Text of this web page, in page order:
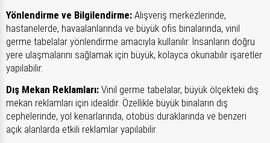
Yönlendirme ve Bilgilendirme: Alışveriş merkezlerinde,
hastanelerde, havaalanlarında ve büyük ofis binalarında, vinil
germe tabelalar yönlendirme amacıyla kullanılır. İnsanların doğru
yere ulaşmalarını sağlamak için büyük, kolayca okunabilir işaretler
yapılabilir.
Dış Mekan Reklamları: Vinil germe tabelalar, büyük ölçekteki dış
mekan reklamları için idealdir. Özellikle büyük binaların dış
cephelerinde, yol kenarlarında, otobüs duraklarında ve benzeri
açık alanlarda etkili reklamlar yapılabilir.